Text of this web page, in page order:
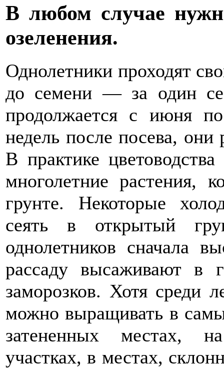
В любом случае
озеленения.
Однолетники проходят
до семени — за один
продолжается с июня
недель после посева,
В практике
многолетние растения,
грунте. Некоторые
сеять в открытый
однолетников сначала
рассаду высаживают в
заморозков. Хотя среди
можно выращивать в
затененных местах,
участках, в местах,